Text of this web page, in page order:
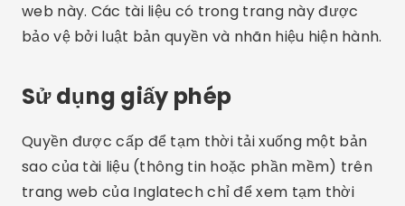
web này. Các tài liệu có trong trang này được
bảo vệ bởi luật bản quyền và nhãn hiệu hiện hành.
Sử dụng giấy phép
Quyền được cấp để tạm thời tải xuống một bản
sao của tài liệu (thông tin hoặc phần mềm) trên
trang web của Inglatech chỉ để xem tạm thời